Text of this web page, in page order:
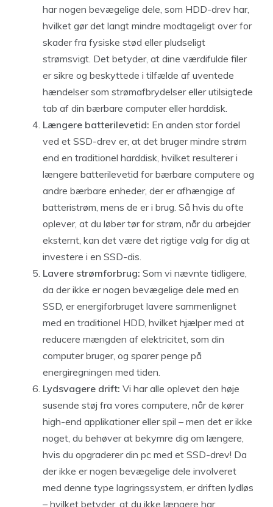
har nogen bevægelige dele, som HDD-drev har,
hvilket gør det langt mindre modtageligt over for
skader fra fysiske stød eller pludseligt
strømsvigt. Det betyder, at dine værdifulde filer
er sikre og beskyttede i tilfælde af uventede
hændelser som strømafbrydelser eller utilsigtede
tab af din bærbare computer eller harddisk.
Længere batterilevetid: En anden stor fordel
ved et SSD-drev er, at det bruger mindre strøm
end en traditionel harddisk, hvilket resulterer i
længere batterilevetid for bærbare computere og
andre bærbare enheder, der er afhængige af
batteristrøm, mens de er i brug. Så hvis du ofte
oplever, at du løber tør for strøm, når du arbejder
eksternt, kan det være det rigtige valg for dig at
investere i en SSD-dis.
Lavere strømforbrug: Som vi nævnte tidligere,
da der ikke er nogen bevægelige dele med en
SSD, er energiforbruget lavere sammenlignet
med en traditionel HDD, hvilket hjælper med at
reducere mængden af elektricitet, som din
computer bruger, og sparer penge på
energiregningen med tiden.
Lydsvagere drift: Vi har alle oplevet den høje
susende støj fra vores computere, når de kører
high-end applikationer eller spil – men det er ikke
noget, du behøver at bekymre dig om længere,
hvis du opgraderer din pc med et SSD-drev! Da
der ikke er nogen bevægelige dele involveret
med denne type lagringssystem, er driften lydløs
– hvilket betyder, at du ikke længere har